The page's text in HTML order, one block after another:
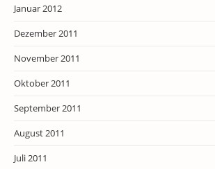
Januar 2012
Dezember 2011
November 2011
Oktober 2011
September 2011
August 2011
Juli 2011